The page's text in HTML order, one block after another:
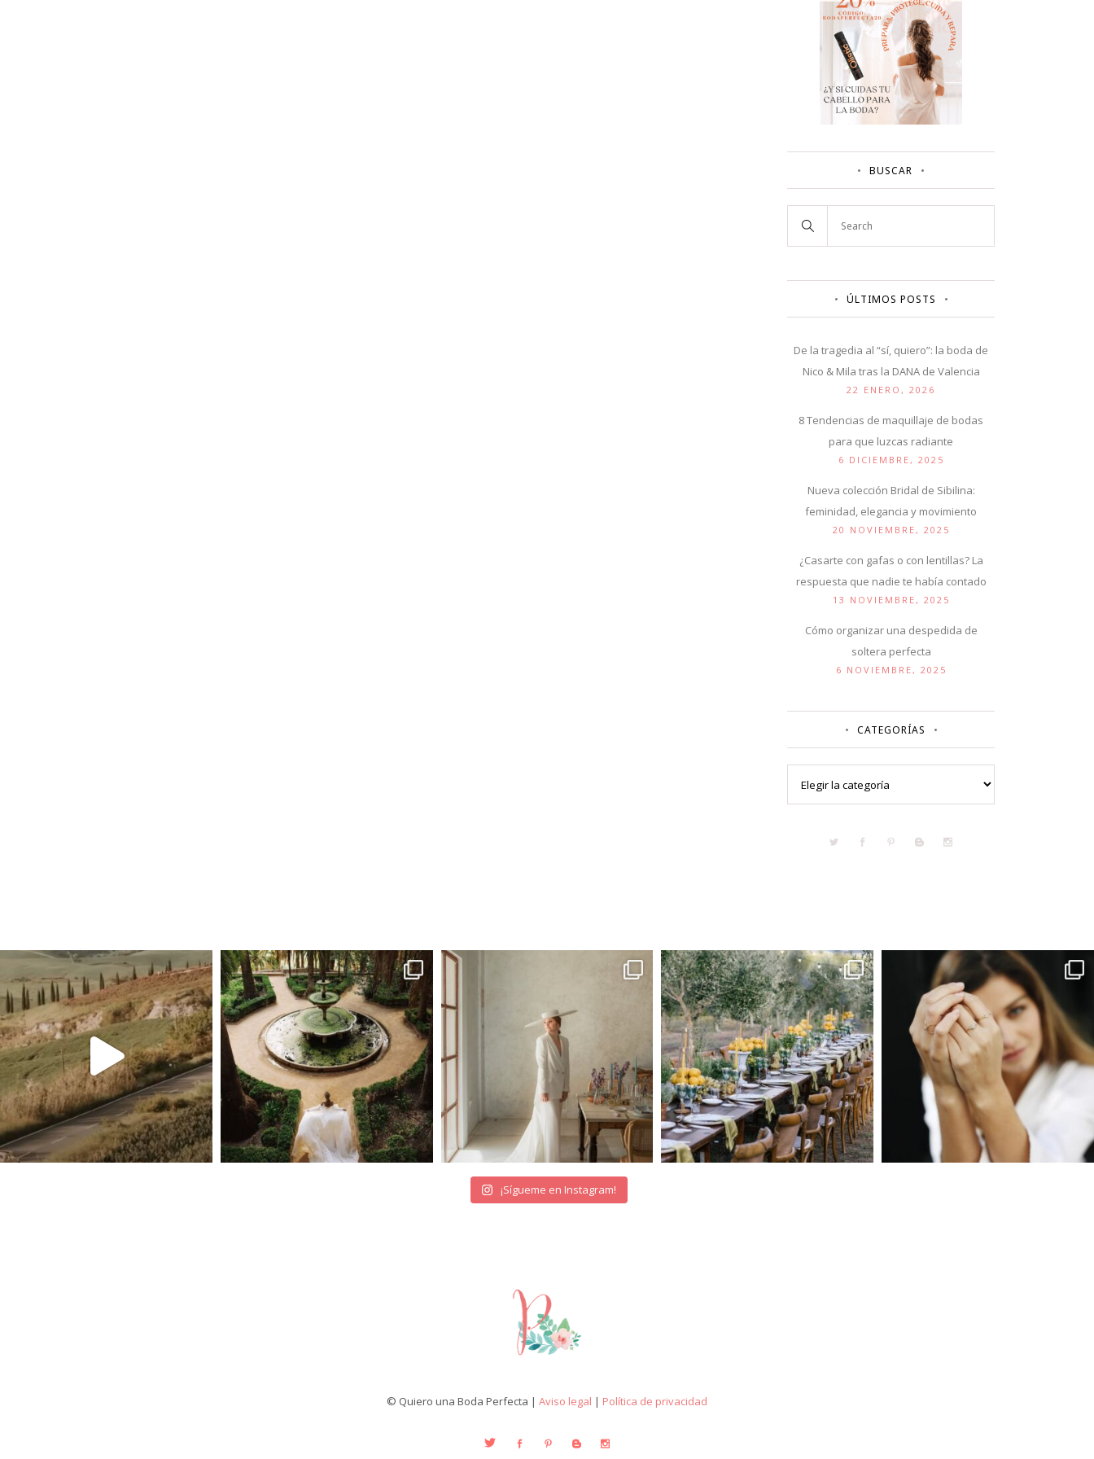
BUSCAR
ÚLTIMOS POSTS
De la tragedia al “sí, quiero”: la boda de
Nico & Mila tras la DANA de Valencia
22 ENERO, 2026
8 Tendencias de maquillaje de bodas
para que luzcas radiante
6 DICIEMBRE, 2025
Nueva colección Bridal de Sibilina:
feminidad, elegancia y movimiento
20 NOVIEMBRE, 2025
¿Casarte con gafas o con lentillas? La
respuesta que nadie te había contado
13 NOVIEMBRE, 2025
Cómo organizar una despedida de
soltera perfecta
6 NOVIEMBRE, 2025
CATEGORÍAS
¡Sígueme en Instagram!
© Quiero una Boda Perfecta | Aviso legal | Política de privacidad